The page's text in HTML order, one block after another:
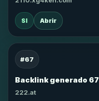
SI Abrir
#67
Backlink generado 67
222.at